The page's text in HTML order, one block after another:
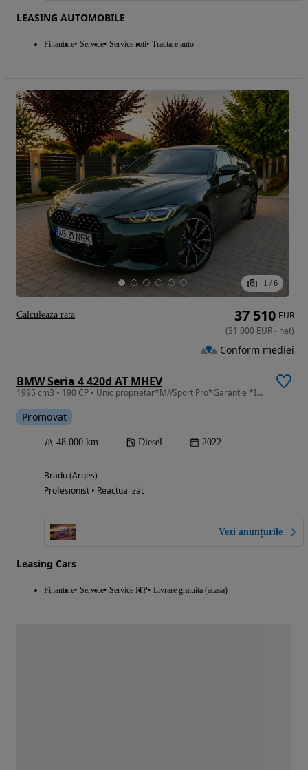
LEASING AUTOMOBILE
Finantare Service Service roti Tractare auto
1 / 6
BMW Seria 4 420d AT MHEV
1995 cm3 • 190 CP • Unic proprietar*M//Sport Pro*Garantie *Istoric BMW*
Promovat
48 000 km Diesel 2022
Bradu (Arges)
Profesionist • Reactualizat
Vezi anunțurile
Leasing Cars
Finantare Service Service ITP Livrare gratuita (acasa)
37 510 EUR
(31 000 EUR- net)
Conform mediei
Calculeaza rata